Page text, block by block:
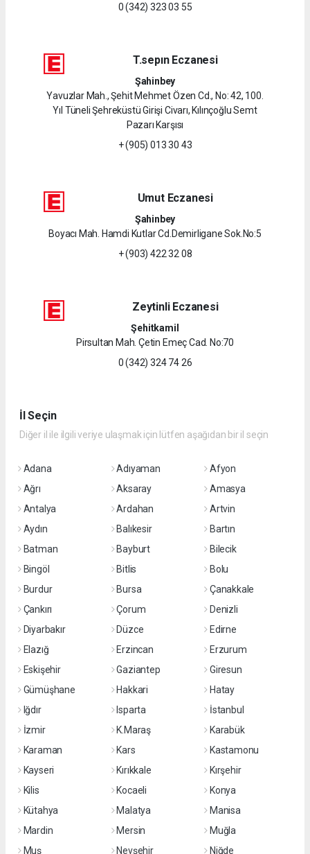
0 (342) 323 03 55
T.sepın Eczanesi
Şahinbey
Yavuzlar Mah., Şehit Mehmet Özen Cd., No: 42, 100.
Yıl Tüneli Şehreküstü Girişi Civarı, Kılınçoğlu Semt
Pazarı Karşısı
+ (905) 013 30 43
Umut Eczanesi
Şahinbey
Boyacı Mah. Hamdi Kutlar Cd.Demirligane Sok.No:5
+ (903) 422 32 08
Zeytinli Eczanesi
Şehitkamil
Pirsultan Mah. Çetin Emeç Cad. No:70
0 (342) 324 74 26
İl Seçin
Diğer il ile ilgili veriye ulaşmak için lütfen aşağıdan bir il seçin
Adana Adıyaman
Afyon
Ağrı
Aksaray
Amasya
Antalya
Ardahan
Artvin
Aydın
Balıkesir
Bartın
Batman
Bayburt
Bilecik
Bingöl
Bitlis
Bolu
Burdur
Bursa
Çanakkale
Çankırı
Çorum
Denizli
Diyarbakır
Düzce
Edirne
Elazığ
Erzincan
Erzurum
Eskişehir
Gaziantep
Giresun
Gümüşhane
Hakkari
Hatay
Iğdır
Isparta
İstanbul
İzmir
K.Maraş
Karabük
Karaman
Kars
Kastamonu
Kayseri
Kırıkkale
Kırşehir
Kilis
Kocaeli
Konya
Kütahya
Malatya
Manisa
Mardin
Mersin
Muğla
Muş
Nevşehir Niğde